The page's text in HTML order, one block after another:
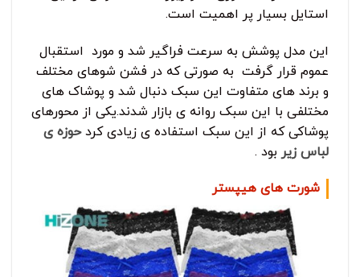
استایل بسیار پر اهمیت است.
این مدل پوشش به سرعت فراگیر شد و مورد استقبال
عموم قرار گرفت به صورتی که در فشن شوهای مختلف
و برند های متفاوت این سبک دنبال شد و پوشاک های
مختلفی با این سبک روانه ی بازار شدند.یکی از محورهای
پوشاکی که از این سبک استفاده ی زیادی کردحوزه ی
لباس زیر بود .
شورت های هیپستر